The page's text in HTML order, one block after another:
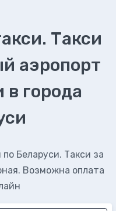
Такси
аэропорт
в города
Беларуси. Такси за
Возможна оплата